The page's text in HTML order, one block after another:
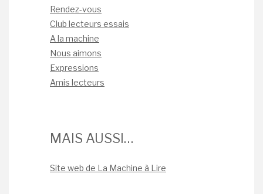
Rendez-vous
Club lecteurs essais
A la machine
Nous aimons
Expressions
Amis lecteurs
MAIS AUSSI…
Site web de La Machine à Lire